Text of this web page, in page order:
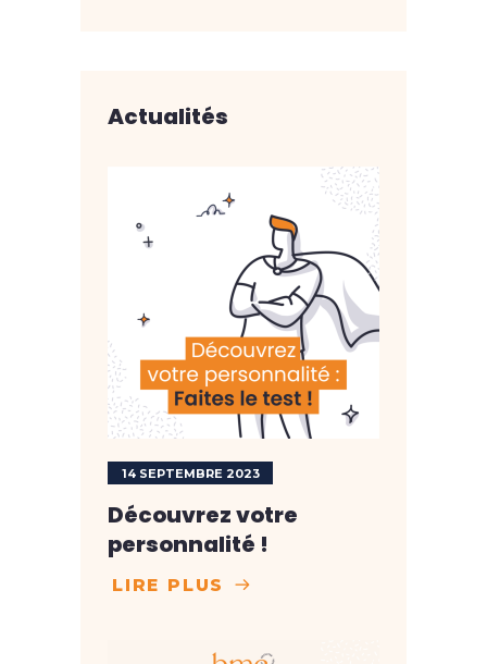
Actualités
14 SEPTEMBRE 2023
Découvrez votre
personnalité !
LIRE PLUS